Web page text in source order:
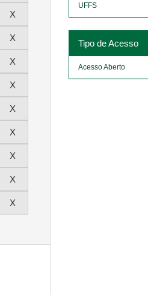
UFFS
Tipo de Acesso
Acesso Aberto